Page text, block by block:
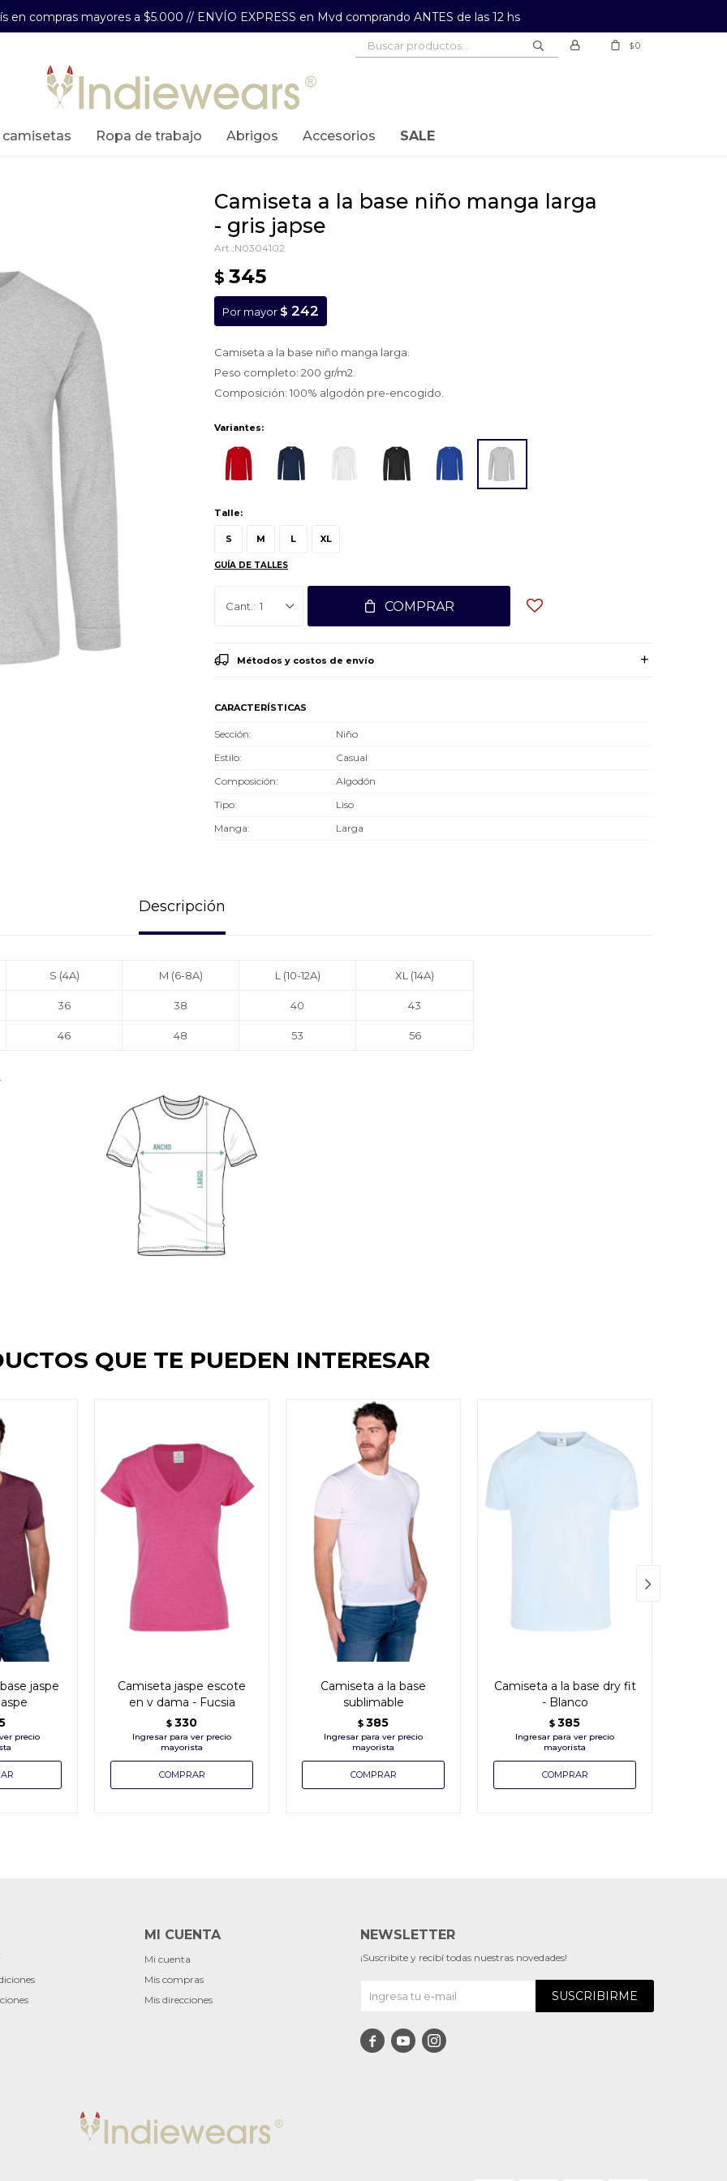
en compras mayores a $5.000 // ENVÍO EXPRESS en Mvd comprando ANTES de las 12 hs
camisetas ropa de trabajo abrigos accesorios SALE
$0
camiseta a la base niño manga larga
- gris japse
N0304102
$ 345
Por mayor $ 242
Camiseta a la base niño manga larga.
Peso completo: 200 gr/m2.
Composición: 100% algodón pre-encogido.
Variantes:
Talle:
S M L XL
GUÍA DE TALLES
1 COMPRAR
Métodos y costos de envío
CARACTERÍSTICAS
Sección
Niño
Estilo
Casual
Composición
Algodón
Tipo
Liso
Manga
Larga
Descripción
S (4A) M (6-8A) L (10-12A) XL (14A)
36 38 40 43
46 48 53 56
QUE TE PUEDEN INTERESAR
jaspe
Camiseta jaspe escote
en v dama - Fucsia
$ 330
Camiseta a la base
sublimable
$ 385
Camiseta a la base dry fit
- Blanco
$ 385

MI CUENTA
Mi cuenta
Mis compras
Mis direcciones
NEWSLETTER
¡Suscribite y recibí todas nuestras novedades!
SUSCRIBIRME
  